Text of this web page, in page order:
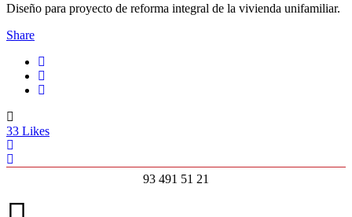
Diseño para proyecto de reforma integral de la vivienda unifamiliar.
Share
33 Likes
93 491 51 21